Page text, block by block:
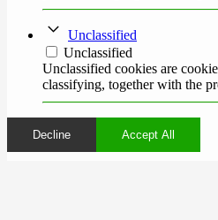
Unclassified
Unclassified
Unclassified cookies are
classifying, together with the
Decline Accept All